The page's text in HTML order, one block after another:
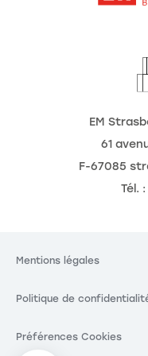
EM
61
F-67085
Tél.
Mentions légales
Politique de
Préférences Cookies